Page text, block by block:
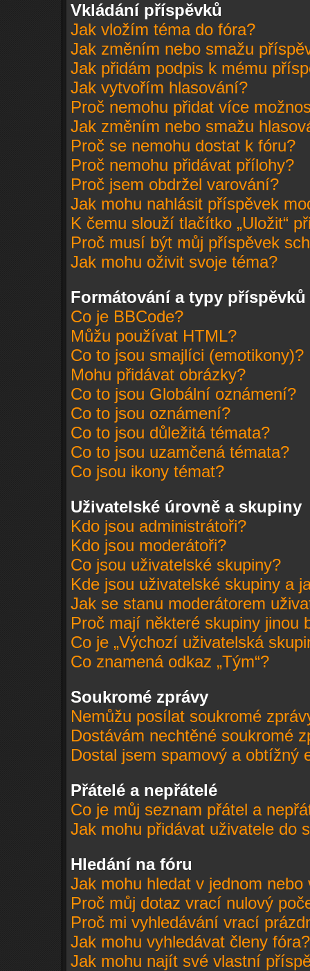
Vkládání příspěvků
Jak vložím téma do fóra?
Jak změním nebo smažu
Jak přidám podpis k mému
Jak vytvořím hlasování?
Proč nemohu přidat více
Jak změním nebo smažu
Proč se nemohu dostat k fóru?
Proč nemohu přidávat přílohy?
Proč jsem obdržel varování?
Jak mohu nahlásit příspěvek
K čemu slouží tlačítko „Uložit“
Proč musí být můj příspěvek
Jak mohu oživit svoje téma?
Formátování a typy příspěvků
Co je BBCode?
Můžu používat HTML?
Co to jsou smajlíci (emotikony)?
Mohu přidávat obrázky?
Co to jsou Globální oznámení?
Co to jsou oznámení?
Co to jsou důležitá témata?
Co to jsou uzamčená témata?
Co jsou ikony témat?
Uživatelské úrovně a skupiny
Kdo jsou administrátoři?
Kdo jsou moderátoři?
Co jsou uživatelské skupiny?
Kde jsou uživatelské skupiny a
Jak se stanu moderátorem
Proč mají některé skupiny jinou
Co je „Výchozí uživatelská
Co znamená odkaz „Tým“?
Soukromé zprávy
Nemůžu posílat soukromé
Dostávám nechtěné soukromé
Dostal jsem spamový a obtížný
Přátelé a nepřátelé
Co je můj seznam přátel a
Jak mohu přidávat uživatele do
Hledání na fóru
Jak mohu hledat v jednom nebo
Proč můj dotaz vrací nulový
Proč mi vyhledávání vrací
Jak mohu vyhledávat členy fóra?
Jak mohu najít své vlastní